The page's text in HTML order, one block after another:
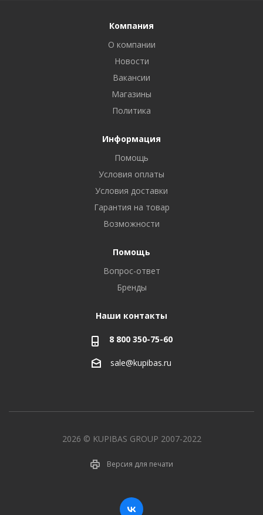
Компания
О компании
Новости
Вакансии
Магазины
Политика
Информация
Помощь
Условия оплаты
Условия доставки
Гарантия на товар
Возможности
Помощь
Вопрос-ответ
Бренды
Наши контакты
8 800 350-75-60
sale@kupibas.ru
2026 © KUPIBAS GROUP 2007-2022
Версия для печати